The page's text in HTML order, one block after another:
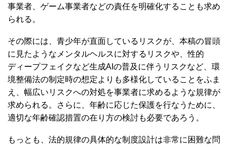
事業者、ゲーム事業者などの責任を明確化することも求め
られる。
その際には、青少年が直面しているリスクが、本稿の冒頭
に見たようなメンタルヘルスに対するリスクや、性的
ディープフェイクなど生成AIの普及に伴うリスクなど、環
境整備法の制定時の想定よりも多様化していることをふま
え、幅広いリスクへの対処を事業者に求めるような規律が
求められる。さらに、年齢に応じた保護を行なうために、
適切な年齢確認措置の在り方の検討も必要であろう。
もっとも、法的規律の具体的な制度設計は非常に困難な問